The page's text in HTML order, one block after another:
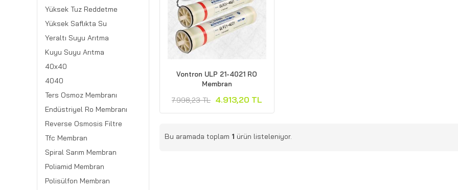
Yüksek Tuz Reddetme
Yüksek Saflıkta Su
Yeraltı Suyu Arıtma
Kuyu Suyu Arıtma
40x40
4040
Ters Osmoz Membranı
Endüstriyel Ro Membranı
Reverse Osmosis Filtre
Tfc Membran
Spiral Sarım Membran
Poliamid Membran
Polisülfon Membran
Vontron ULP 21-4021 RO
Membran
7.998,23 TL 4.913,20 TL
Bu aramada toplam 1 ürün listeleniyor.